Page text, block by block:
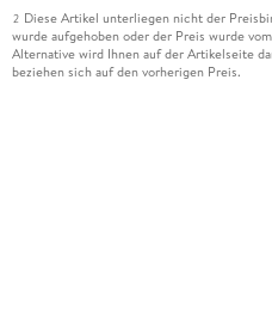
2 Diese Artikel unterliegen nicht der
wurde aufgehoben oder der Preis wurde
Alternative wird Ihnen auf der Artikelseite
beziehen sich auf den vorherigen Preis.